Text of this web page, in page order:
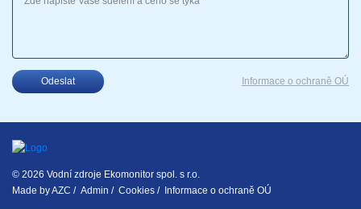
Odeslat Informace o ochraně OÚ
© 2026 Vodní zdroje Ekomonitor spol. s r.o.
Made byAZC / Admin / Cookies / Informace o ochraně OÚ